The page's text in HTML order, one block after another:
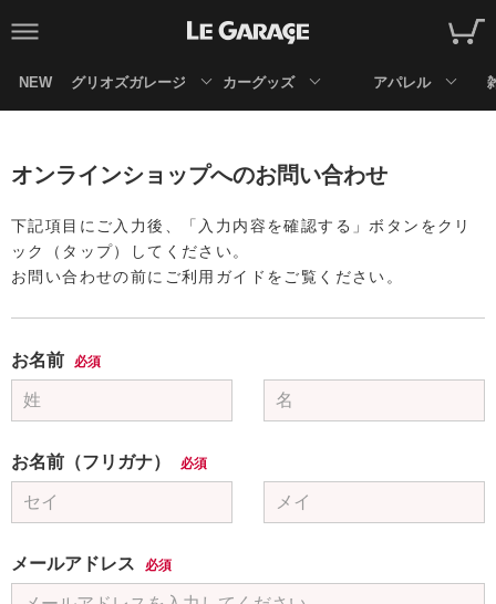
NEW グリオズガレージ カーグッズ アパレル
オンラインショップへのお問い合わせ
下記項目にご入力後、「入力内容を確認する」ボタンをクリ
ック（タップ）してください。
お問い合わせの前にご利用ガイドをご覧ください。
お名前 必須
お名前（フリガナ） 必須
メールアドレス 必須